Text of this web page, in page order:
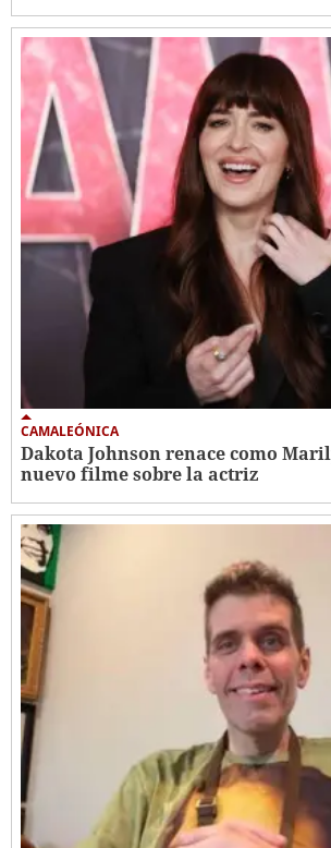
CAMALEÓNICA
Dakota Johnson renace como
nuevo filme sobre la actriz